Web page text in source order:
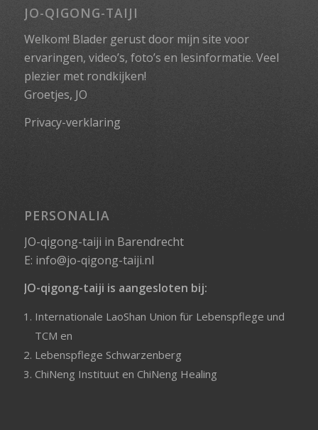
JO-QIGONG-TAIJI
Welkom! Blader gerust door mijn site voor
ervaringen, video’s, foto’s en lesinformatie. Veel
plezier met rondkijken!
Groetjes, JO
Privacy-verklaring
PERSONALIA
JO-qigong-taiji in Barendrecht
E: info@jo-qigong-taiji.nl
JO-qigong-taiji is aangesloten bij:
Internationale LaoShan Union für Lebenspflege und
TCM en
Lebenspflege Schwarzenberg
ChiNeng Instituuten ChiNeng Healing